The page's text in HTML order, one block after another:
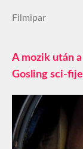
Filmipar
A mozik után
Gosling sci-fije